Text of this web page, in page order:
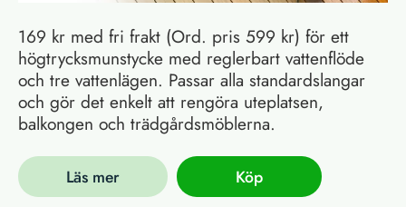
169 kr med fri frakt (Ord. pris 599 kr) för ett
högtrycksmunstycke med reglerbart vattenflöde
och tre vattenlägen. Passar alla standardslangar
och gör det enkelt att rengöra uteplatsen,
balkongen och trädgårdsmöblerna.
Läs mer Köp